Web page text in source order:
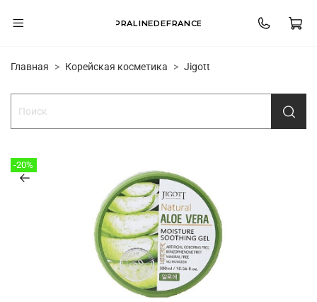
PRALINEDEFRANCE
Главная Корейская косметика Jigott
-20%